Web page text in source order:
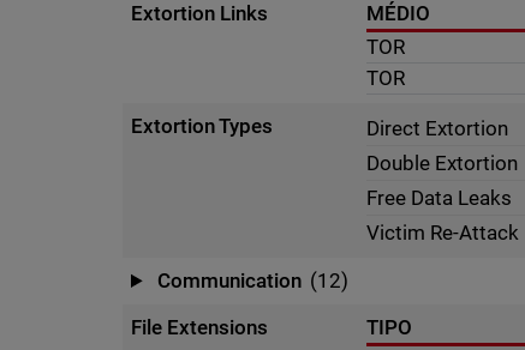
Extortion Links
MÉDIO
TOR
TOR
Extortion Types
Direct Extortion
Double Extortion
Free Data Leaks
Victim Re-Attack
Communication (12)
File Extensions
TIPO